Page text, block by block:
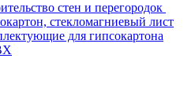
стен и перегородок
стекломагниевый лист
для гипсокартона